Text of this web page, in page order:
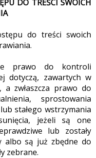
DO TREŚCI SWOICH
do treści swoich
prawo do kontroli
dotyczą, zawartych w
zwłaszcza prawo do
sprostowania
stałego wstrzymania
jeżeli są one
lub zostały
albo są już zbędne do
zebrane.